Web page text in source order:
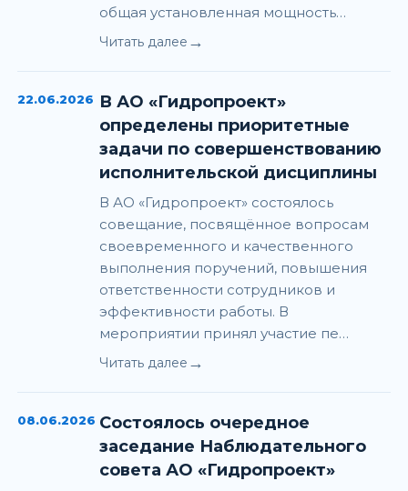
общая установленная мощность…
Читать далее →
22.06.2026 В АО «Гидропроект»
определены приоритетные
задачи по совершенствованию
исполнительской дисциплины
В АО «Гидропроект» состоялось
совещание, посвящённое вопросам
своевременного и качественного
выполнения поручений, повышения
ответственности сотрудников и
эффективности работы. В
мероприятии принял участие пе…
Читать далее →
08.06.2026 Состоялось очередное
заседание Наблюдательного
совета АО «Гидропроект»